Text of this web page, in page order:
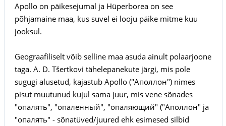
Apollo on päikesejumal ja Hüperborea on see
põhjamaine maa, kus suvel ei looju päike mitme kuu
jooksul.
Geograafiliselt võib selline maa asuda ainult polaarjoone
taga. A. D. Tšertkovi tähelepanekute järgi, mis pole
sugugi alusetud, kajastub Apollo ("Аполлон") nimes
pisut muutunud kujul sama juur, mis vene sõnades
"опалять", "опаленный", "опаляющий" ("Аполлон" ja
"опалять" - sõnatüved/juured ehk esimesed silbid